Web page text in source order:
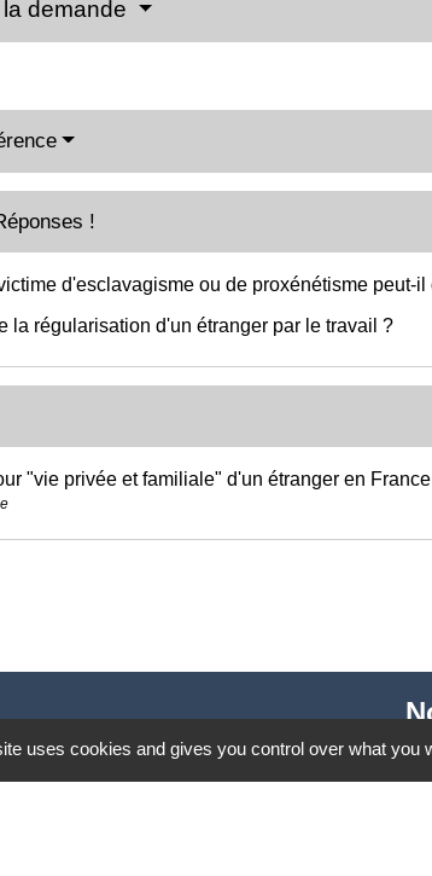
demande
!
d'esclavagisme ou de proxénétisme peut-il
la régularisation d'un étranger par le travail ?
"vie privée et familiale" d'un étranger en France
uses cookies and gives you control over what you